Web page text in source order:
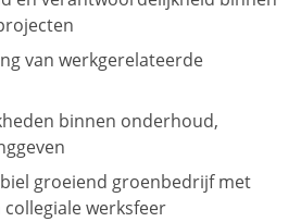
van werkgerelateerde
binnen onderhoud,
groeiend groenbedrijf met
werksfeer